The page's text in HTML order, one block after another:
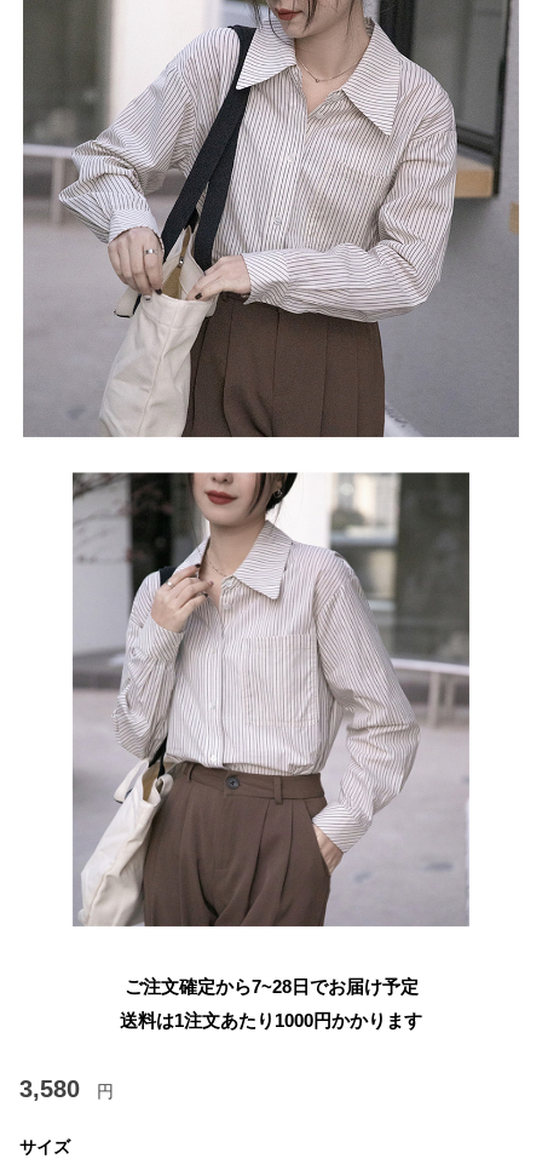
ご注文確定から7~28日でお届け予定
送料は1注文あたり 1000円かかります
3,580 円
サイズ